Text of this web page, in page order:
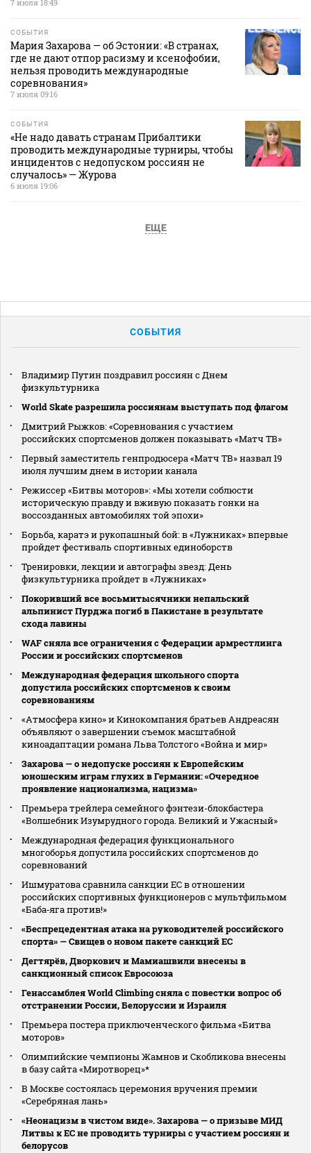
7 июля 18:49
СОБЫТИЯ
Мария Захарова — об Эстонии: «В странах,
где не дают отпор расизму и ксенофобии,
нельзя проводить международные
соревнования»
7 июля 09:16
СОБЫТИЯ
«Не надо давать странам Прибалтики
проводить международные турниры, чтобы
инцидентов с недопуском россиян не
случалось» — Журова
6 июля 19:06
ЕЩЕ
СОБЫТИЯ
Владимир Путин поздравил россиян с Днем
физкультурника
World Skate разрешила россиянам выступать под флагом
Дмитрий Рыжков: «Соревнования с участием
российских спортсменов должен показывать «Матч ТВ»
Первый заместитель генпродюсера «Матч ТВ» назвал 19
июля лучшим днем в истории канала
Режиссер «Битвы моторов»: «Мы хотели соблюсти
историческую правду и вживую показать гонки на
воссозданных автомобилях той эпохи»
Борьба, каратэ и рукопашный бой: в «Лужниках» впервые
пройдет фестиваль спортивных единоборств
Тренировки, лекции и автографы звезд: День
физкультурника пройдет в «Лужниках»
Покоривший все восьмитысячники непальский
альпинист Пурджа погиб в Пакистане в результате
схода лавины
WAF сняла все ограничения с Федерации армрестлинга
России и российских спортсменов
Международная федерация школьного спорта
допустила российских спортсменов к своим
соревнованиям
«Атмосфера кино» и Кинокомпания братьев Андреасян
объявляют о завершении съемок масштабной
киноадаптации романа Льва Толстого «Война и мир»
Захарова — о недопуске россиян к Европейским
юношеским играм глухих в Германии: «Очередное
проявление национализма, нацизма»
Премьера трейлера семейного фэнтези-блокбастера
«Волшебник Изумрудного города. Великий и Ужасный»
Международная федерация функционального
многоборья допустила российских спортсменов до
соревнований
Ишмуратова сравнила санкции ЕС в отношении
российских спортивных функционеров с мультфильмом
«Баба‑яга против!»
«Беспрецедентная атака на руководителей российского
спорта» — Свищев о новом пакете санкций ЕС
Дегтярёв, Дворкович и Мамиашвили внесены в
санкционный список Евросоюза
Генассамблея World Climbing сняла с повестки вопрос об
отстранении России, Белоруссии и Израиля
Премьера постера приключенческого фильма «Битва
моторов»
Олимпийские чемпионы Жамнов и Скобликова внесены
в базу сайта «Миротворец»*
В Москве состоялась церемония вручения премии
«Серебряная лань»
«Неонацизм в чистом виде». Захарова — о призыве МИД
Литвы к ЕС не проводить турниры с участием россиян и
белорусов